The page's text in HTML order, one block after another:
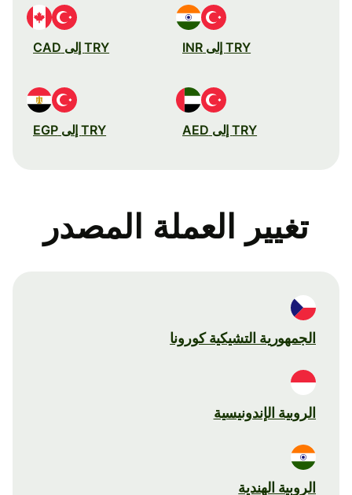
TRY إلى INR TRY إلى CAD
TRY إلى AED TRY إلى EGP
تغيير العملة المصدر
الجمهورية التشيكية كورونا
الروبية الإندونيسية
الروبية الهندية